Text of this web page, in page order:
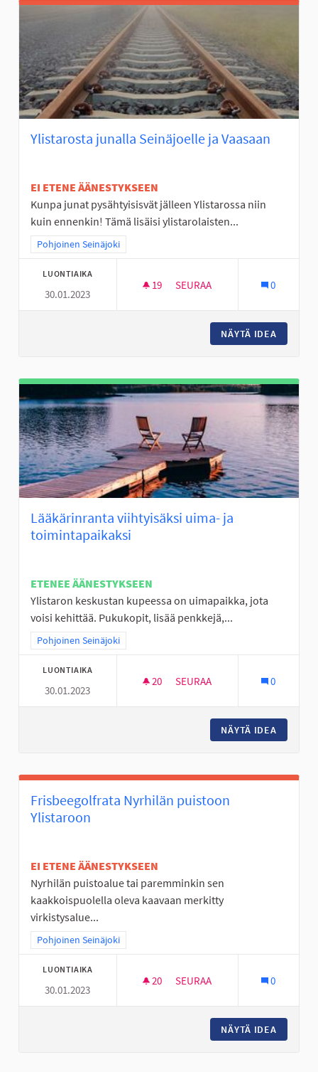
Ylistarosta junalla Seinäjoelle ja Vaasaan
EI ETENE ÄÄNESTYKSEEN
Kunpa junat pysähtyisisvät jälleen Ylistarossa niin
kuin ennenkin! Tämä lisäisi ylistarolaisten...
Rajaa tulokset teeman mukaan: Pohjoinen Seinäjoki
Pohjoinen Seinäjoki
LUONTIAIKA
30.01.2023
19 19 SEURAAJAA
SEURAA 0
NÄYTÄ IDEA
Lääkärinranta viihtyisäksi uima- ja
toimintapaikaksi
ETENEE ÄÄNESTYKSEEN
Ylistaron keskustan kupeessa on uimapaikka, jota
voisi kehittää. Pukukopit, lisää penkkejä,...
Rajaa tulokset teeman mukaan: Pohjoinen Seinäjoki
Pohjoinen Seinäjoki
LUONTIAIKA
30.01.2023
20 20 SEURAAJAA
SEURAA 0
NÄYTÄ IDEA
Frisbeegolfrata Nyrhilän puistoon
Ylistaroon
EI ETENE ÄÄNESTYKSEEN
Nyrhilän puistoalue tai paremminkin sen
kaakkoispuolella oleva kaavaan merkitty
virkistysalue...
Rajaa tulokset teeman mukaan: Pohjoinen Seinäjoki
Pohjoinen Seinäjoki
LUONTIAIKA
30.01.2023
20 20 SEURAAJAA
SEURAA 0
NÄYTÄ IDEA